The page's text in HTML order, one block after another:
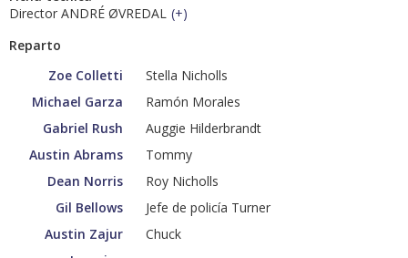
Director ANDRÉ ØVREDAL (+)
Reparto
Zoe Colletti
Stella Nicholls
Michael Garza
Ramón Morales
Gabriel Rush
Auggie Hilderbrandt
Austin Abrams
Tommy
Dean Norris
Roy Nicholls
Gil Bellows
Jefe de policía Turner
Austin Zajur
Chuck